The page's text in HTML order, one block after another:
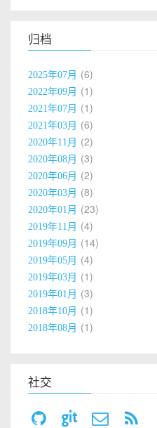
归档
2025年07月 6
2022年09月 1
2021年07月 1
2021年03月 6
2020年11月 2
2020年08月 3
2020年06月 2
2020年03月 8
2020年01月 23
2019年11月 4
2019年09月 14
2019年05月 4
2019年03月 1
2019年01月 3
2018年10月 1
2018年08月 1
社交